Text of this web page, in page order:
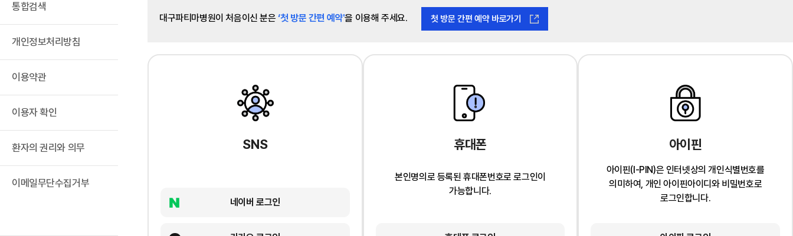
통합검색
개인정보처리방침
이용약관
이용자 확인
환자의 권리와 의무
이메일무단수집거부
대구파티마병원이 처음이신 분은‘첫 방문 간편 예약'을 이용해 주세요. 첫 방문 간편 예약 바로가기
SNS
네이버 로그인
휴대폰
본인명의로 등록된 휴대폰번호로 로그인이
가능합니다.
아이핀
아이핀(I-PIN)은 인터넷상의 개인식별번호를
의미하여, 개인 아이핀아이디와 비밀번호로
로그인합니다.